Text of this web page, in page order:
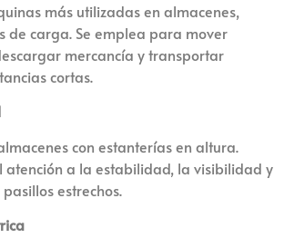
más utilizadas en almacenes,
de carga. Se emplea para mover
mercancía y transportar
cortas.
con estanterías en altura.
atención a la estabilidad, la visibilidad y
estrechos.